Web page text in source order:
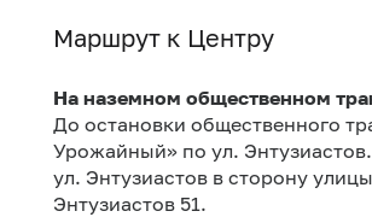
Маршрут к Центру
На наземном общественном
До остановки общественного
Урожайный» по ул.
ул. Энтузиастов в сторону
Энтузиастов 51.